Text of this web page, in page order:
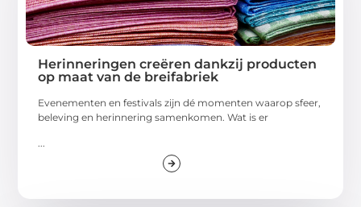
Herinneringen creëren dankzij producten
op maat van de breifabriek
Evenementen en festivals zijn dé momenten waarop sfeer,
beleving en herinnering samenkomen. Wat is er
...